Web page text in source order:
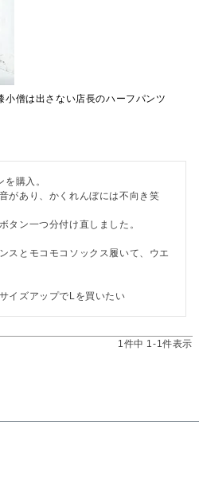
小僧は出さない店長のハーフパンツ
購入。
があり、かくれんぼには不向き笑
タン一つ分付け直しました。
スとモコモコソックス履いて、ウエ
イズアップでLを買いたい
1件中 1-1件表示